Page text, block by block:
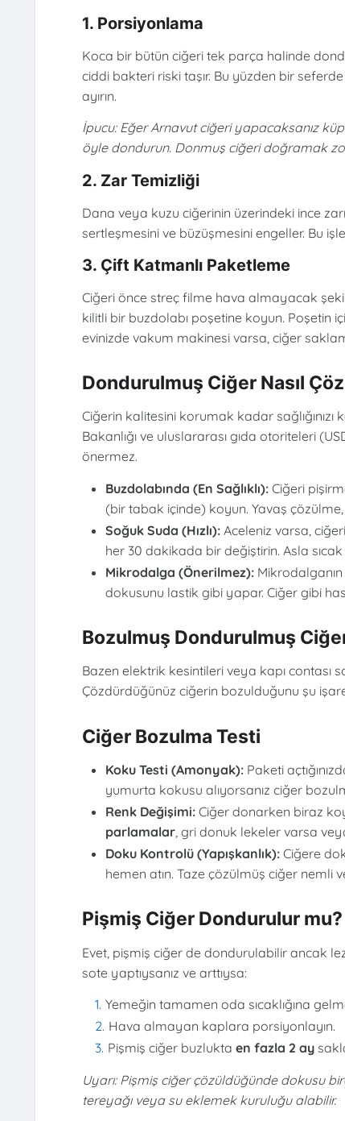
1. Porsiyonlama
Koca bir bütün ciğeri tek parça halinde
ciddi bakteri riski taşır. Bu yüzden bir
ayırın.
İpucu: Eğer Arnavut ciğeri yapacaksanız
öyle dondurun. Donmuş ciğeri doğramak
2. Zar Temizliği
Dana veya kuzu ciğerinin üzerindeki ince
sertleşmesini ve büzüşmesini engeller. Bu
3. Çift Katmanlı Paketleme
Ciğeri önce streç filme hava almayacak
kilitli bir buzdolabı poşetine koyun. Poşetin
evinizde vakum makinesi varsa, ciğer
Dondurulmuş Ciğer Nasıl
Ciğerin kalitesini korumak kadar
Bakanlığı ve uluslararası gıda otoriteleri
önermez.
Buzdolabında (En Sağlıklı): Ciğeri
(bir tabak içinde) koyun. Yavaş
Soğuk Suda (Hızlı): Aceleniz varsa,
her 30 dakikada bir değiştirin. Asla
Mikrodalga (Önerilmez):
dokusunu lastik gibi yapar. Ciğer gibi
Bozulmuş Dondurulmuş Ciğer
Bazen elektrik kesintileri veya kapı contası
Çözdürdüğünüz ciğerin bozulduğunu şu
Ciğer Bozulma Testi
Koku Testi (Amonyak): Paketi
yumurta kokusu alıyorsanız ciğer
Renk Değişimi: Ciğer donarken biraz
parlamalar, gri donuk lekeler varsa
Doku Kontrolü (Yapışkanlık): Ciğere
hemen atın. Taze çözülmüş ciğer nemli
Pişmiş Ciğer Dondurulur mu?
Evet, pişmiş ciğer de dondurulabilir ancak
sote yaptıysanız ve arttıysa:
Yemeğin tamamen oda sıcaklığına
Hava almayan kaplara porsiyonlayın.
Pişmiş ciğer buzlukta en fazla 2 ay
Uyarı: Pişmiş ciğer çözüldüğünde dokusu
tereyağı veya su eklemek kuruluğu alabilir.